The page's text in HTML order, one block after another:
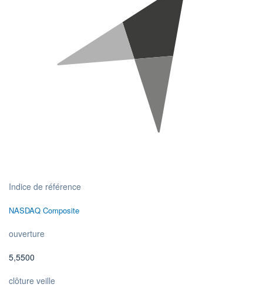
Indice de référence
NASDAQ Composite
ouverture
5,5500
clôture veille